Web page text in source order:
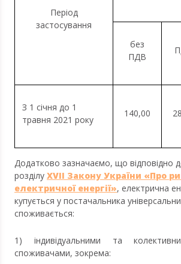
Період
застосування
без
ПДВ
З 1 січня до 1
травня 2021 року
140,00
Додатково зазначаємо, що відповідно
розділу XVII Закону України «Про
електричної енергії», електрична
купується у постачальника
споживається:
1) індивідуальними та
споживачами, зокрема: